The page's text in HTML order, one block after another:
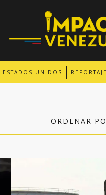
ESTADOS UNIDOS
ORDENAR